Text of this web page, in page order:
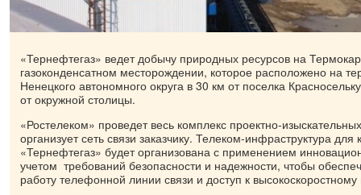
«Тернефтегаз» ведет добычу природных ресурсов на
газоконденсатном месторождении, которое расположено на
Ненецкого автономного округа в 30 км от поселка
от окружной столицы.
«Ростелеком» проведет весь комплекс проектно-
организует сеть связи заказчику. Телеком-инфраструктура для
«Тернефтегаз» будет организована с применением
учетом требований безопасности и надежности, чтобы
работу телефонной линии связи и доступ к высокоскоростному